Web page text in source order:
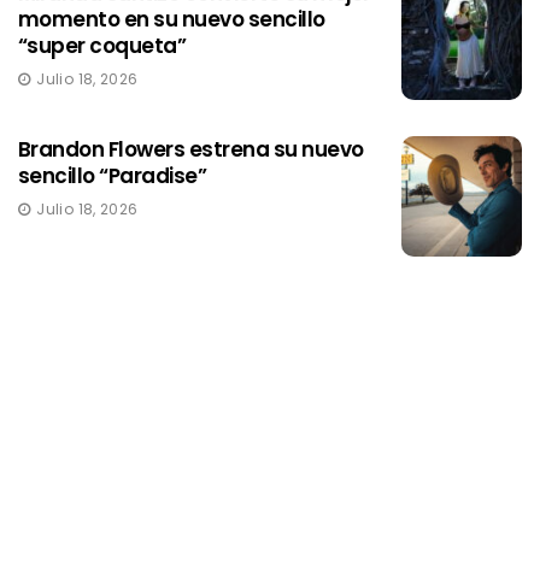
momento en su nuevo sencillo
“super coqueta”
Julio 18, 2026
Brandon Flowers estrena su nuevo
sencillo “Paradise”
Julio 18, 2026